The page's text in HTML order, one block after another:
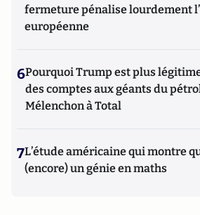
fermeture pénalise lourdement
européenne
6Pourquoi Trump est plus
des comptes aux géants du
Mélenchon à Total
7L’étude américaine qui montre
(encore) un génie en maths